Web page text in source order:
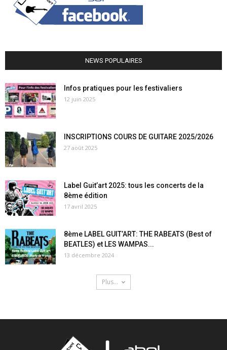
NEWS POPULAIRES
Infos pratiques pour les festivaliers
12 juin 2025
INSCRIPTIONS COURS DE GUITARE 2025/2026
27 août 2025
Label Guit’art 2025: tous les concerts de la
8ème édition
17 avril 2025
8ème LABEL GUIT’ART: THE RABEATS (Best of
BEATLES) et LES WAMPAS...
13 décembre 2024
Plus...